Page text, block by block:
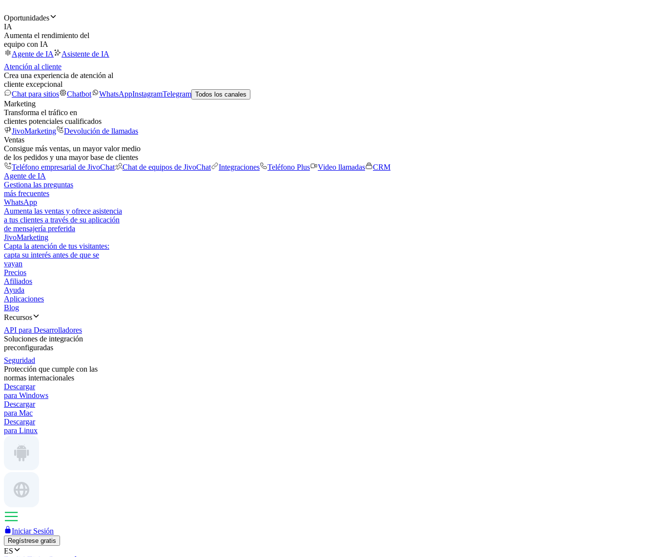
Oportunidades
IA
Aumenta el rendimiento del
equipo con IA
Agente de IA
Asistente de IA
Atención al cliente
Crea una experiencia de atención al
cliente excepcional
Chat para sitios
Chatbot WhatsAppInstagramTelegram Todos los canales
Marketing
Transforma el tráfico en
clientes potenciales cualificados
JivoMarketing
Devolución de llamadas
Ventas
Consigue más ventas, un mayor valor medio
de los pedidos y una mayor base de clientes
Teléfono empresarial de JivoChat
Chat de equipos de JivoChat Integraciones Teléfono Plus Video llamadas
CRM
Agente de IA
Gestiona las preguntas
más frecuentes
WhatsApp
Aumenta las ventas y ofrece asistencia
a tus clientes a través de su aplicación
de mensajería preferida
JivoMarketing
Capta la atención de tus visitantes:
capta su interés antes de que se
vayan
Precios
Afiliados
Ayuda
Aplicaciones
Blog
Recursos
API para Desarrolladores
Soluciones de integración
preconfiguradas
Seguridad
Protección que cumple con las
normas internacionales
Descargar
para Windows
Descargar
para Mac
Descargar
para Linux
Iniciar Sesión
Regístrese gratis
ES